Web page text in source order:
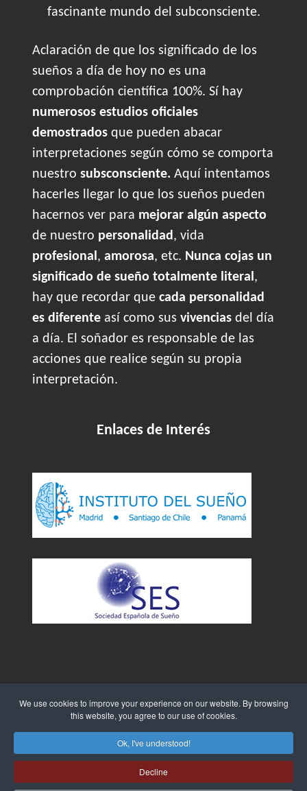
We use cookies to improve your experience on our website. By browsing
this website, you agree to our use of cookies.
Ok, I've understood!
Decline
fascinante mundo del subconsciente.
Aclaración de que los significado de los
sueños a día de hoy no es una
comprobación científica 100%. Sí hay
numerosos estudios oficiales
demostrados que pueden abacar
interpretaciones según cómo se comporta
nuestro subsconsciente. Aquí intentamos
hacerles llegar lo que los sueños pueden
hacernos ver para mejorar algún aspecto
de nuestro personalidad, vida
profesional, amorosa, etc. Nunca cojas un
significado de sueño totalmente literal,
hay que recordar que cada personalidad
es diferente así como sus vivencias del día
a día. El soñador es responsable de las
acciones que realice según su propia
interpretación.
Enlaces de Interés